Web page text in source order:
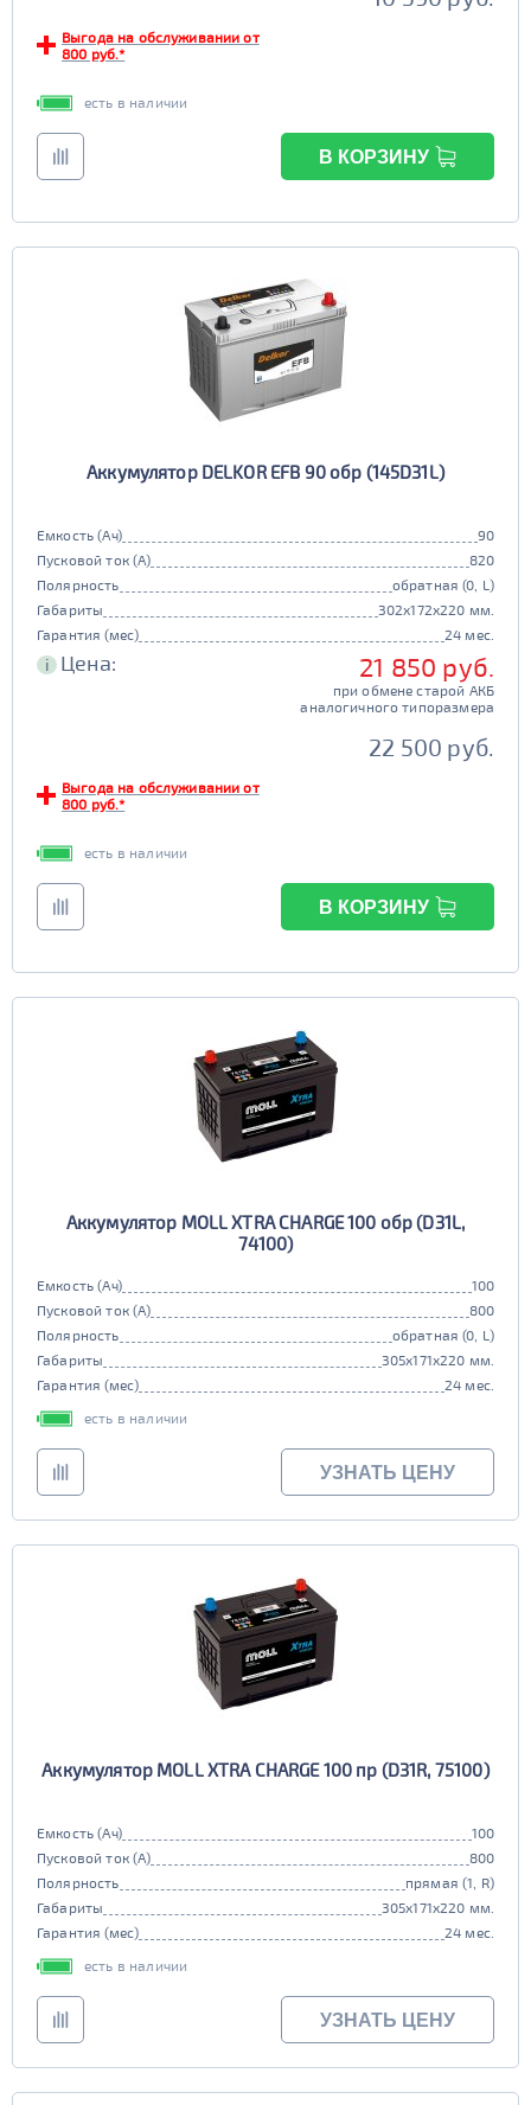
Выгода на обслуживании от
800 руб.*
есть в наличии
В КОРЗИНУ
Аккумулятор DELKOR EFB 90 обр (145D31L)
Емкость (Ач)
90
Пусковой ток (А)
820
Полярность
обратная (0, L)
Габариты
302x172x220 мм.
Гарантия (мес)
24 мес.
i Цена: 21 850 руб.
при обмене старой АКБ
аналогичного типоразмера
22 500 руб.
Выгода на обслуживании от
800 руб.*
есть в наличии
В КОРЗИНУ
Аккумулятор MOLL XTRA CHARGE 100 обр (D31L,
74100)
Емкость (Ач)
100
Пусковой ток (А)
800
Полярность
обратная (0, L)
Габариты
305x171x220 мм.
Гарантия (мес)
24 мес.
есть в наличии
УЗНАТЬ ЦЕНУ
Аккумулятор MOLL XTRA CHARGE 100 пр (D31R, 75100)
Емкость (Ач)
100
Пусковой ток (А)
800
Полярность
прямая (1, R)
Габариты
305x171x220 мм.
Гарантия (мес)
24 мес.
есть в наличии
УЗНАТЬ ЦЕНУ